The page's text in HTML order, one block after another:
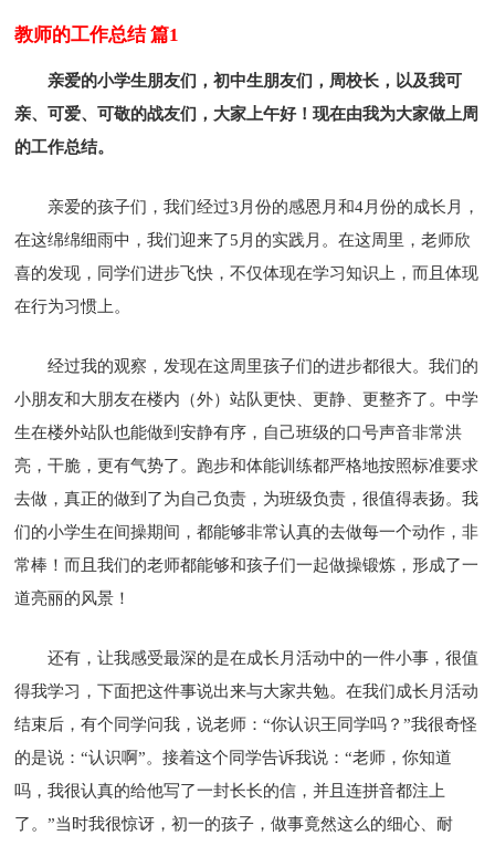
教师的工作总结 篇1
亲爱的小学生朋友们，初中生朋友们，周校长，以及我可
亲、可爱、可敬的战友们，大家上午好！现在由我为大家做上周
的工作总结。
亲爱的孩子们，我们经过3月份的感恩月和4月份的成长月，
在这绵绵细雨中，我们迎来了5月的实践月。在这周里，老师欣
喜的发现，同学们进步飞快，不仅体现在学习知识上，而且体现
在行为习惯上。
经过我的观察，发现在这周里孩子们的进步都很大。我们的
小朋友和大朋友在楼内（外）站队更快、更静、更整齐了。中学
生在楼外站队也能做到安静有序，自己班级的口号声音非常洪
亮，干脆，更有气势了。跑步和体能训练都严格地按照标准要求
去做，真正的做到了为自己负责，为班级负责，很值得表扬。我
们的小学生在间操期间，都能够非常认真的去做每一个动作，非
常棒！而且我们的老师都能够和孩子们一起做操锻炼，形成了一
道亮丽的风景！
还有，让我感受最深的是在成长月活动中的一件小事，很值
得我学习，下面把这件事说出来与大家共勉。在我们成长月活动
结束后，有个同学问我，说老师：“你认识王同学吗？”我很奇怪
的是说：“认识啊”。接着这个同学告诉我说：“老师，你知道
吗，我很认真的给他写了一封长长的信，并且连拼音都注上
了。”当时我很惊讶，初一的孩子，做事竟然这么的细心、耐